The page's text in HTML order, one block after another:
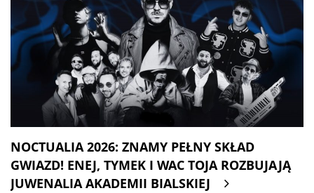
NOCTUALIA 2026: ZNAMY PEŁNY SKŁAD
GWIAZD! ENEJ, TYMEK I WAC TOJA ROZBUJAJĄ
JUWENALIA AKADEMII BIALSKIEJ